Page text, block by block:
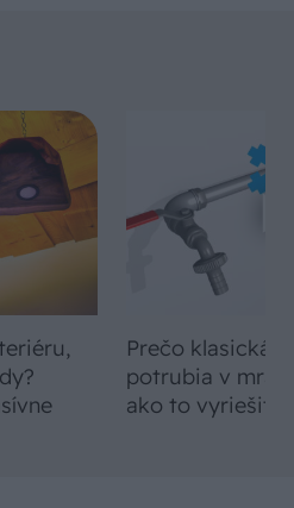
Prečo klasická
potrubia v
ako to vyriešiť